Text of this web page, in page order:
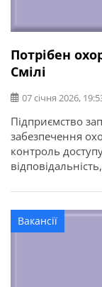
Потрібен
Смілі
07 січня 2026,
Підприємство
забезпечення
контроль
обов’язковий)
заробітна
комфортні умови
Вакансії